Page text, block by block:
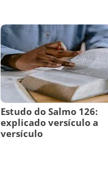
Estudo do Salmo 126:
explicado versículo a
versículo